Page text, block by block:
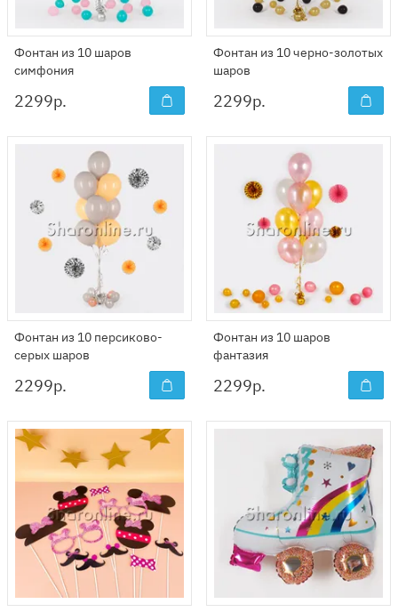
Фонтан из 10 шаров
симфония
2299р.
Фонтан из 10 черно-золотых
шаров
2299р.
Фонтан из 10 персиково-
серых шаров
2299р.
Фонтан из 10 шаров
фантазия
2299р.